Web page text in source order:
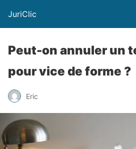
JuriClic
Peut-on annuler un
pour vice de forme ?
Eric